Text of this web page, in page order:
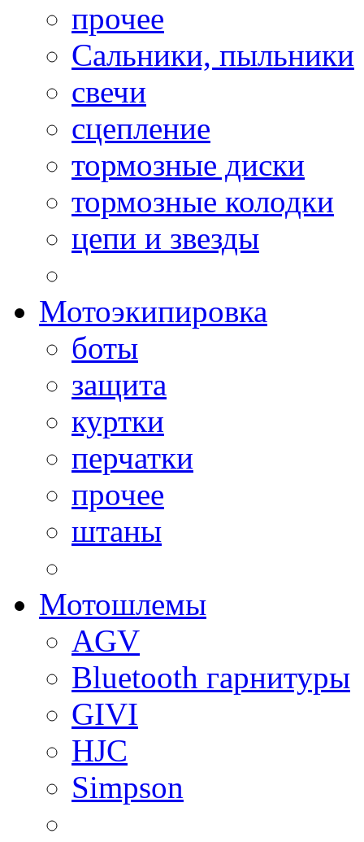
прочее
Сальники, пыльники
свечи
сцепление
тормозные диски
тормозные колодки
цепи и звезды
Мотоэкипировка
боты
защита
куртки
перчатки
прочее
штаны
Мотошлемы
AGV
Bluetooth гарнитуры
GIVI
HJC
Simpson